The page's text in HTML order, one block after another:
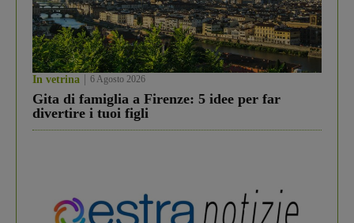
In vetrina 6 Agosto 2026
Gita di famiglia a Firenze: 5 idee per far
divertire i tuoi figli